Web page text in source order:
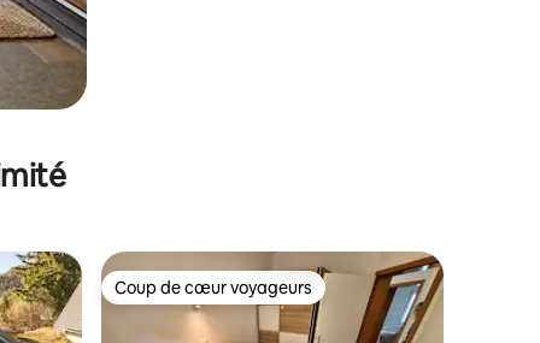
appréciés Coup de cœur voyageurs
Coup de cœur voyageurs